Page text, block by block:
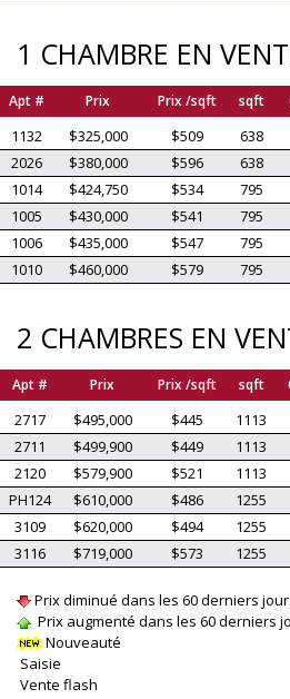
1 CHAMBRE EN
Apt # Prix Prix /sqft sqft
1132 $325,000 $509 638
2026
$380,000 $596 638
1014
$424,750 $534 795
1005
$430,000 $541 795
1006
$435,000 $547 795
1010
$460,000 $579 795
2 CHAMBRES EN
Apt # Prix Prix /sqft sqft
2717 $495,000 $445 1113
2711
$499,900 $449 1113
2120
$579,900 $521 1113
PH124
$610,000 $486 1255
3109
$620,000 $494 1255
3116
$719,000 $573 1255
Prix diminué dans les 60 derniers
Prix augmenté dans les 60 derniers
Nouveauté
Saisie
Vente flash